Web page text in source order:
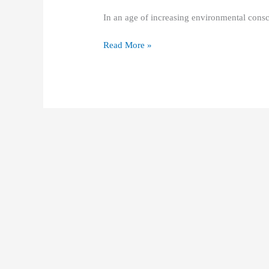
In an age of increasing environmental
Read More »